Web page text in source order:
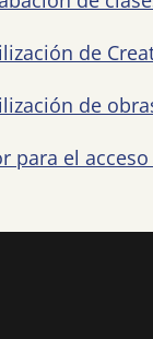
de
de
para el